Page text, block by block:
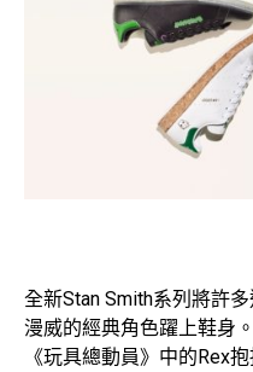
全新Stan Smith系列將許
漫威的經典角色躍上鞋身
《玩具總動員》中的Rex